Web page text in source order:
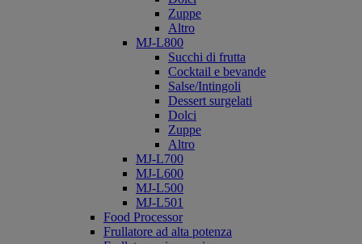
Zuppe
Altro
MJ-L800
Succhi di frutta
Cocktail e bevande
Salse/Intingoli
Dessert surgelati
Dolci
Zuppe
Altro
MJ-L700
MJ-L600
MJ-L500
MJ-L501
Food Processor
Frullatore ad alta potenza